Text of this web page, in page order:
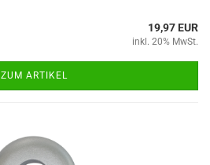
19,97 EUR
inkl. 20% MwSt.
ZUM ARTIKEL